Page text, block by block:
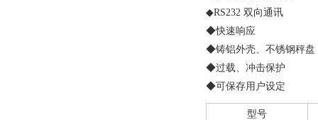
◆RS232 双向通讯
◆快速响应
◆铸铝外壳、不锈钢秤盘
◆过载、冲击保护
◆可保存用户设定
型号